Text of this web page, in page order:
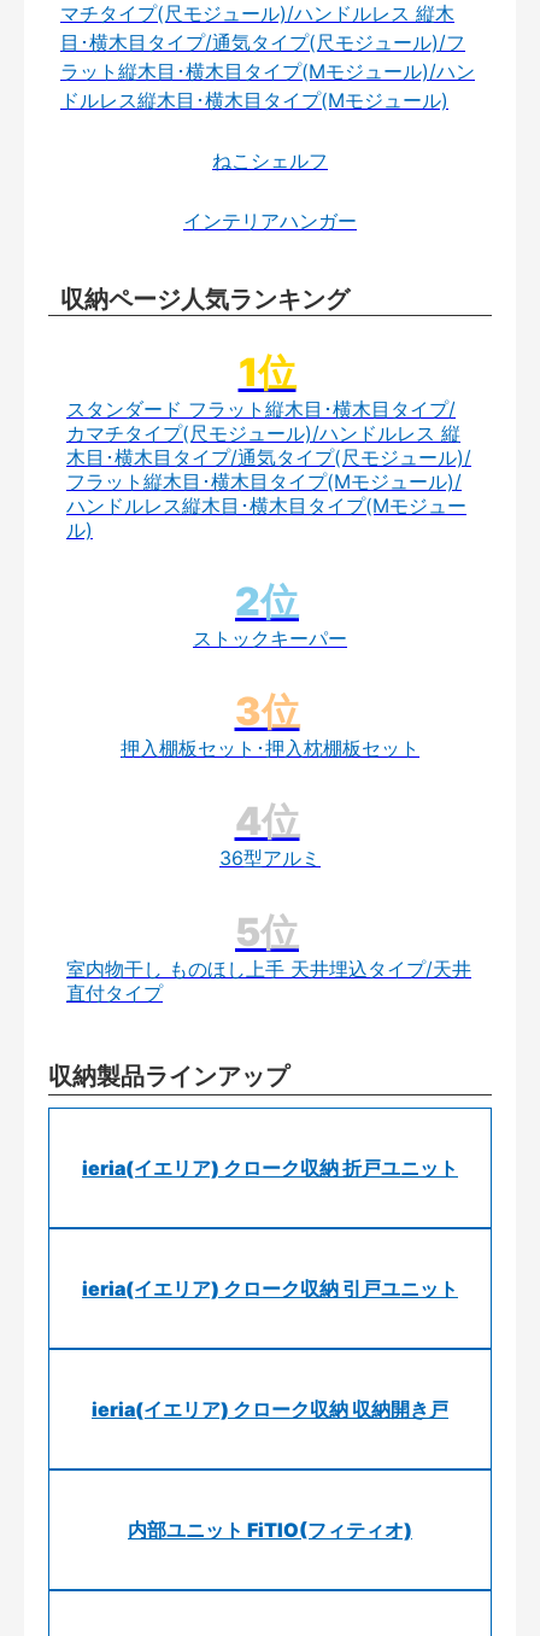
マチタイプ(尺モジュール)/ハンドルレス 縦木
目･横木目タイプ/通気タイプ(尺モジュール)/フ
ラット縦木目･横木目タイプ(Mモジュール)/ハン
ドルレス縦木目･横木目タイプ(Mモジュール)
ねこシェルフ
インテリアハンガー
収納ページ人気ランキング
スタンダード フラット縦木目･横木目タイプ/
カマチタイプ(尺モジュール)/ハンドルレス 縦
木目･横木目タイプ/通気タイプ(尺モジュール)/
フラット縦木目･横木目タイプ(Mモジュール)/
ハンドルレス縦木目･横木目タイプ(Mモジュー
ル)
ストックキーパー
押入棚板セット･押入枕棚板セット
36型アルミ
室内物干し ものほし上手 天井埋込タイプ/天井
直付タイプ
収納製品ラインアップ
ieria(イエリア) クローク収納 折戸ユニット
ieria(イエリア) クローク収納 引戸ユニット
ieria(イエリア) クローク収納 収納開き戸
内部ユニット FiTIO(フィティオ)